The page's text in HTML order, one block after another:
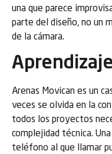
una que parece
parte del diseño, no un
de la cámara.
Arenas Movican es un
veces se olvida en la
todos los proyectos
complejidad técnica.
teléfono al que llamar